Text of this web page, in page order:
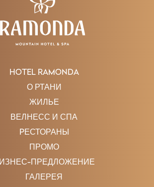
HOTEL RAMONDA
О РТАНИ
ЖИЛЬЕ
ВЕЛНЕСС И СПА
PЕСТОРАНЫ
ПРОМО
ПРЕДЛОЖЕНИЕ
ГАЛЕРЕЯ